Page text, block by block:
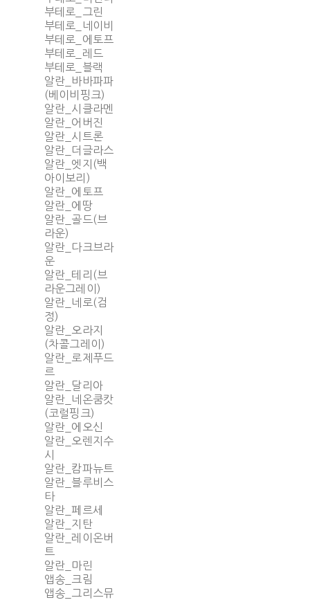
부테로_그린
부테로_네이비
부테로_에토프
부테로_레드
부테로_블랙
알란_바바파파
(베이비핑크)
알란_시클라멘
알란_어버진
알란_시트론
알란_더글라스
알란_엣지(백
아이보리)
알란_에토프
알란_에땅
알란_골드(브
라운)
알란_다크브라
운
알란_테리(브
라운그레이)
알란_네로(검
정)
알란_오라지
(차콜그레이)
알란_로제푸드
르
알란_달리아
알란_네온쿰캇
(코럴핑크)
알란_에오신
알란_오렌지수
시
알란_캄파뉴트
알란_블루비스
타
알란_페르세
알란_지탄
알란_레이온버
트
알란_마린
앱송_크림
앱송_그리스뮤